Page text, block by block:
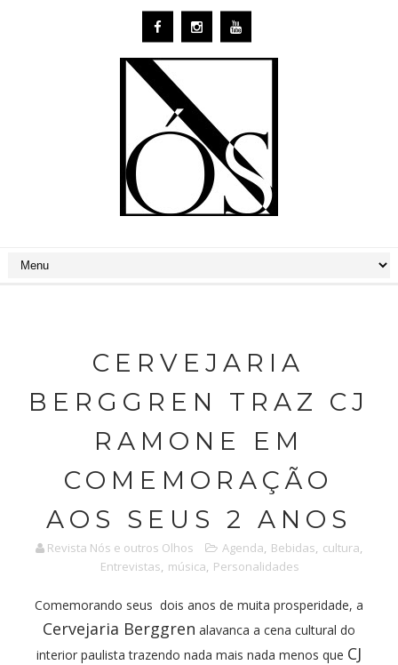
CERVEJARIA
BERGGREN TRAZ CJ
RAMONE EM
COMEMORAÇÃO
AOS SEUS 2 ANOS
Revista Nós e outros Olhos Agenda, Bebidas, cultura,
Entrevistas, música, Personalidades
Comemorando seus dois anos de muita prosperidade, a
Cervejaria Berggren alavanca a cena cultural do
interior paulista trazendo nada mais nada menos que CJ